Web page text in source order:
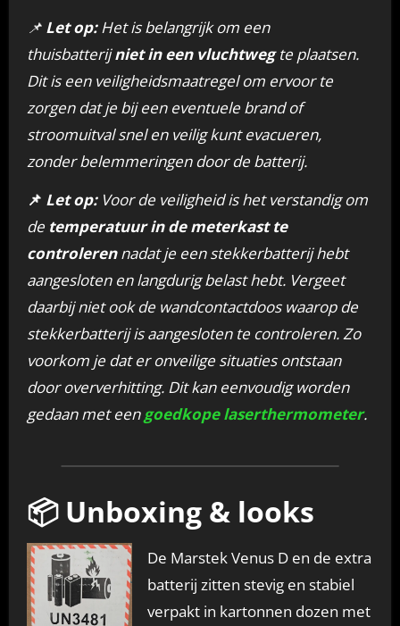
📌 Let op: Het is belangrijk om een
thuisbatterijniet in een vluchtwegte plaatsen.
Dit is een veiligheidsmaatregel om ervoor te
zorgen dat je bij een eventuele brand of
stroomuitval snel en veilig kunt evacueren,
zonder belemmeringen door de batterij.
📌 Let op:Voor de veiligheid is het verstandig om
de temperatuur in de meterkast te
controlerennadat je een stekkerbatterij hebt
aangesloten en langdurig belast hebt. Vergeet
daarbij niet ook de wandcontactdoos waarop de
stekkerbatterij is aangesloten te controleren. Zo
voorkom je dat er onveilige situaties ontstaan
door oververhitting. Dit kan eenvoudig worden
gedaan met eengoedkope laserthermometer.
📦 Unboxing & looks
De Marstek Venus D en de extra
batterij zitten stevig en stabiel
verpakt in kartonnen dozen met